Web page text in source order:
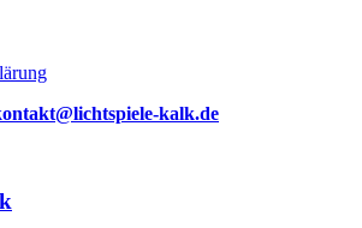
kalk.de